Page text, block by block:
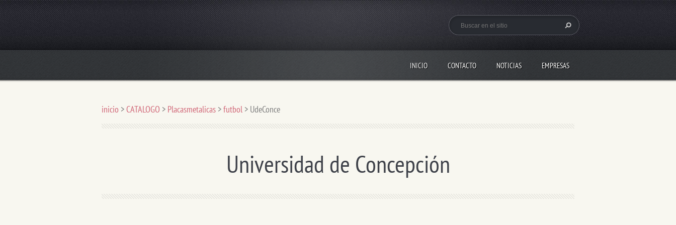
INICIO CONTACTO NOTICIAS EMPRESAS
inicio >CATALOGO > Placasmetalicas >futbol > UdeConce
Universidad de Concepción